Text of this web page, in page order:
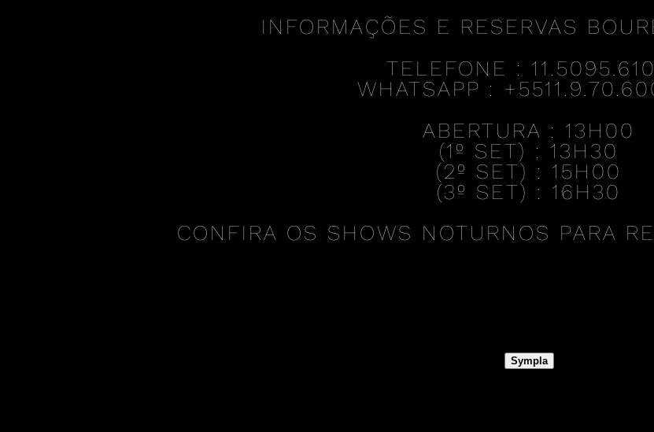
INFORMAÇÕES E RESERVAS
TELEFONE :
WHATSAPP :
ABERTURA : 13H00
(1º SET) : 13H30
(2º SET) : 15H00
(3º SET) : 16H30
CONFIRA OS SHOWS NOTURNOS PARA
Sympla